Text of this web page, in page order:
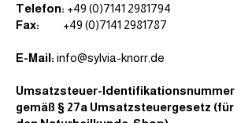
Telefon: +49 (0)7141 2981794
Fax:
+49 (0)7141 2981787
E-Mail: info@sylvia-knorr.de
Umsatzsteuer-Identifikationsnummer
gemäß § 27a Umsatzsteuergesetz (für